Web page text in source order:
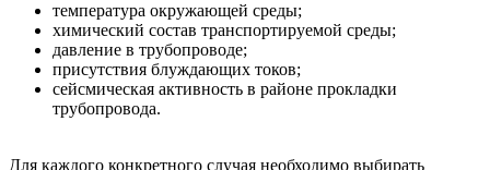
температура окружающей среды;
химический состав транспортируемой среды;
давление в трубопроводе;
присутствия блуждающих токов;
сейсмическая активность в районе прокладки
трубопровода.
Для каждого конкретного случая необходимо выбирать